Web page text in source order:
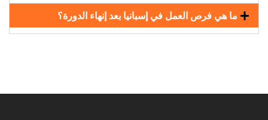
ما هي فرص العمل في إسبانيا بعد إنهاء الدورة؟